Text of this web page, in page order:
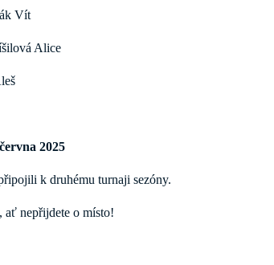
Vít
Alice
2025
k druhému turnaji sezóny.
ať nepřijdete o místo!